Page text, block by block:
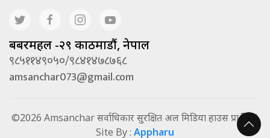
बबरमहल -२९ काठमाडौं, नेपाल
९८५११४९०५०/९८४१४७८७६८
amsanchar073@gmail.com
©2026 Amsanchar सर्वाधिकार सुरक्षित अल मिडिया हाउस प्रा.लि. |
Site By : Appharu